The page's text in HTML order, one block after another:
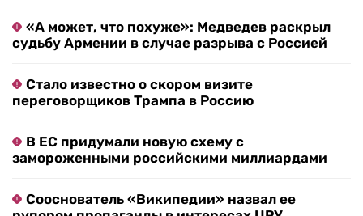
«А может, что похуже»: Медведев раскрыл
судьбу Армении в случае разрыва с Россией
Стало известно о скором визите
переговорщиков Трампа в Россию
В ЕС придумали новую схему с
замороженными российскими миллиардами
Сооснователь «Википедии» назвал ее